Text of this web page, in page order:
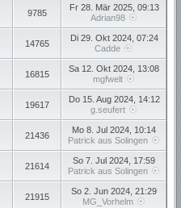
9785
Fr 28. Mär 2025, 09:13
Adrian98
14765
Di 29. Okt 2024, 07:24
Cadde
16815
Sa 12. Okt 2024, 13:08
mgfwelt
19617
Do 15. Aug 2024, 14:12
g.seufert
21436
Mo 8. Jul 2024, 10:14
Patrick aus Solingen
21614
So 7. Jul 2024, 17:59
Patrick aus Solingen
21915
So 2. Jun 2024, 21:29
MG_Vorhelm